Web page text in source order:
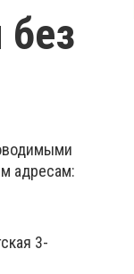
без
адресам:
3-